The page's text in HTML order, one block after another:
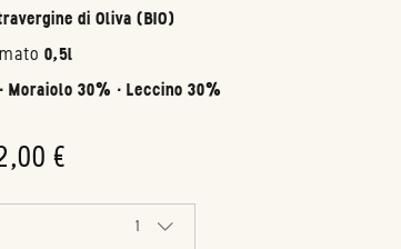
di Oliva (BIO)
0,5l
Moraiolo 30% · Leccino 30%
€
1